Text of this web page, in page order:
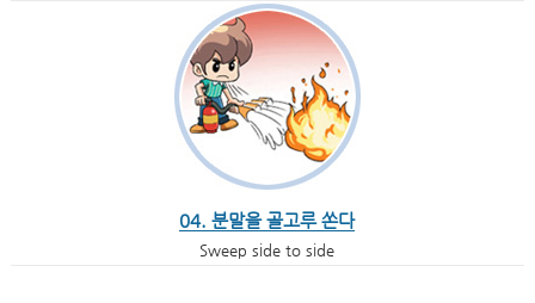
04. 분말을 골고루 쏜다
Sweep side to side